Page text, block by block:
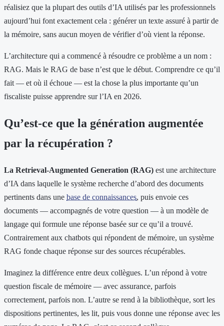
réalisiez que la plupart des outils d’IA utilisés par les professionnels
aujourd’hui font exactement cela : générer un texte assuré à partir de
la mémoire, sans aucun moyen de vérifier d’où vient la réponse.
L’architecture qui a commencé à résoudre ce problème a un nom :
RAG. Mais le RAG de base n’est que le début. Comprendre ce qu’il
fait — et où il échoue — est la chose la plus importante qu’un
fiscaliste puisse apprendre sur l’IA en 2026.
Qu’est-ce que la génération augmentée
par la récupération ?
La Retrieval-Augmented Generation (RAG) est une architecture
d’IA dans laquelle le système recherche d’abord des documents
pertinents dans une base de connaissances, puis envoie ces
documents — accompagnés de votre question — à un modèle de
langage qui formule une réponse basée sur ce qu’il a trouvé.
Contrairement aux chatbots qui répondent de mémoire, un système
RAG fonde chaque réponse sur des sources récupérables.
Imaginez la différence entre deux collègues. L’un répond à votre
question fiscale de mémoire — avec assurance, parfois
correctement, parfois non. L’autre se rend à la bibliothèque, sort les
dispositions pertinentes, les lit, puis vous donne une réponse avec les